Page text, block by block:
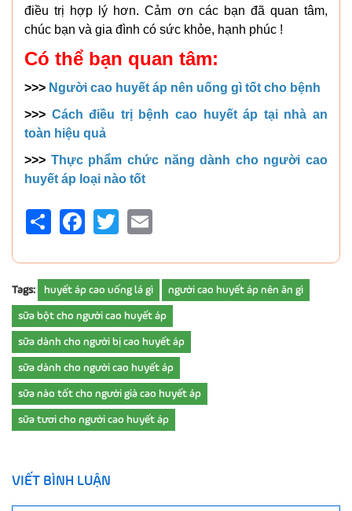
điều trị hợp lý hơn. Cảm ơn các bạn đã quan tâm,
chúc bạn và gia đình có sức khỏe, hạnh phúc !
Có thể bạn quan tâm:
>>> Người cao huyết áp nên uống gì tốt cho bệnh
>>> Cách điều trị bệnh cao huyết áp tại nhà an
toàn hiệu quả
>>> Thực phẩm chức năng dành cho người cao
huyết áp loại nào tốt
Share FacebookTwitter
Tags: huyết áp cao uống lá gì người cao huyết áp nên ăn gì
sữa bột cho người cao huyết áp
sữa dành cho người bị cao huyết áp
sữa dành cho người cao huyết áp
sữa nào tốt cho người già cao huyết áp
sữa tươi cho người cao huyết áp
VIẾT BÌNH LUẬN